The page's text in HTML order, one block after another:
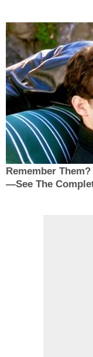
Remember
—See The